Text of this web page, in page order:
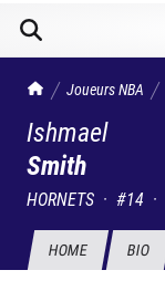
TrashTalk Actu NBA
Joueurs NBA
Ishmael
Smith
HORNETS · #14 ·
HOME BIO